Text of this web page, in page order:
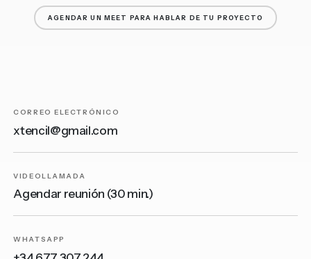
CORREO ELECTRÓNICO
xtencil@gmail.com
VIDEOLLAMADA
Agendar reunión (30 min.)
WHATSAPP
AGENDAR UN MEET PARA HABLAR DE TU PROYECTO